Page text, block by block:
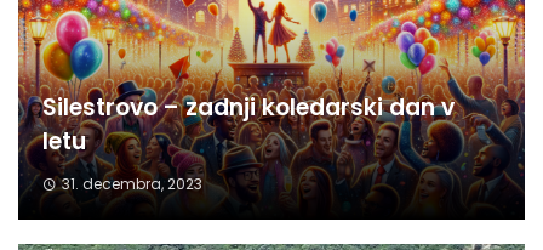
Silestrovo – zadnji koledarski dan v
letu
31. decembra, 2023